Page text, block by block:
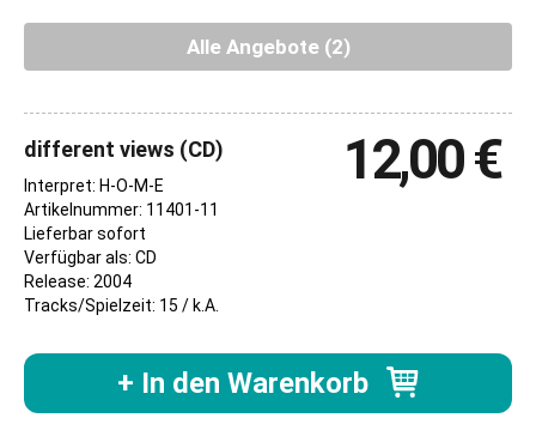
Alle Angebote (2)
different views (CD) 12,00 €
Interpret: H-O-M-E
Artikelnummer: 11401-11
Lieferbar sofort
Verfügbar als: CD
Release: 2004
Tracks/Spielzeit: 15 / k.A.
+ In den Warenkorb